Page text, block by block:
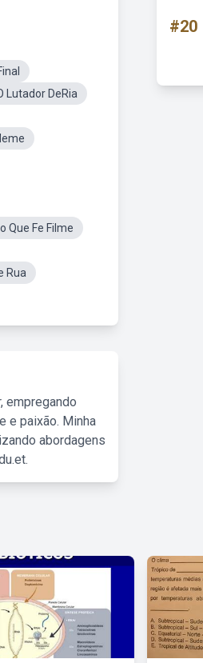
Lutador DeRia
Que Fe Filme
Rua
empregando
e paixão. Minha
abordagens
#20